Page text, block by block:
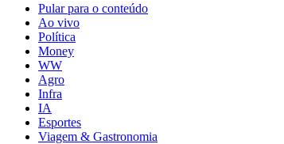
Pular para o conteúdo
Ao vivo
Política
Money
WW
Agro
Infra
IA
Esportes
Viagem & Gastronomia